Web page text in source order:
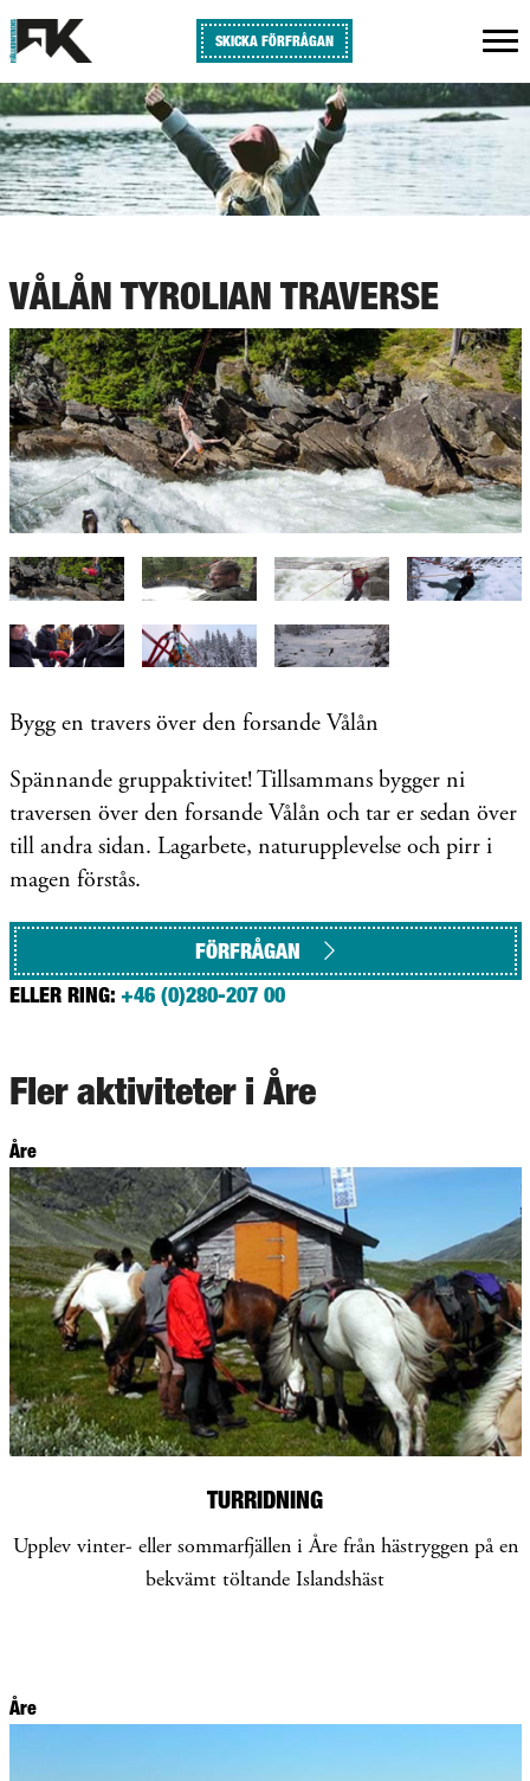
SKICKA FÖRFRÅGAN
VÅLÅN TYROLIAN TRAVERSE
Bygg en travers över den forsande Vålån
Spännande gruppaktivitet! Tillsammans bygger ni
traversen över den forsande Vålån och tar er sedan över
till andra sidan. Lagarbete, naturupplevelse och pirr i
magen förstås.
FÖRFRÅGAN
ELLER RING: +46 (0)280-207 00
Fler aktiviteter i Åre
Åre
TURRIDNING
Upplev vinter- eller sommarfjällen i Åre från hästryggen på en
bekvämt töltande Islandshäst
Åre